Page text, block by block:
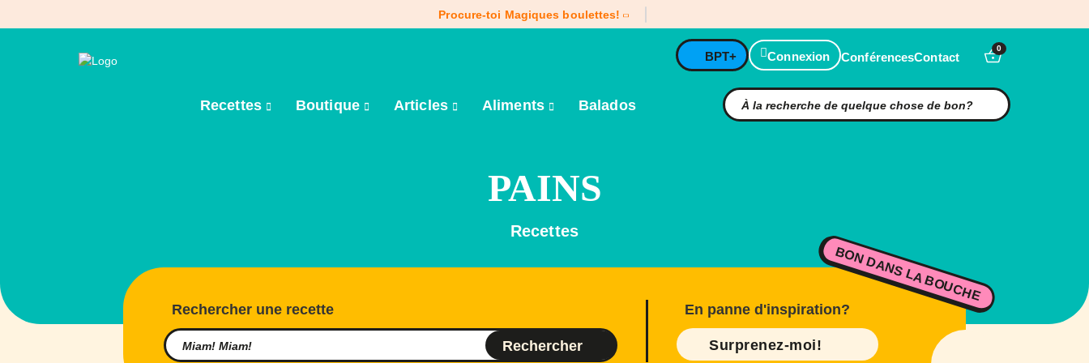
Procure-toi Magiques boulettes!
BPT+ Connexion ConférencesContact
0
Recettes Boutique Articles Aliments Balados
PAINS
Recettes
BON DANS LA BOUCHE
Rechercher une recette En panne d'inspiration?
Surprenez-moi!